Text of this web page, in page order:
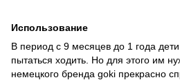
Использование
В период с 9 месяцев до 1 года
пытаться ходить. Но для этого им
немецкого бренда goki прекрасно